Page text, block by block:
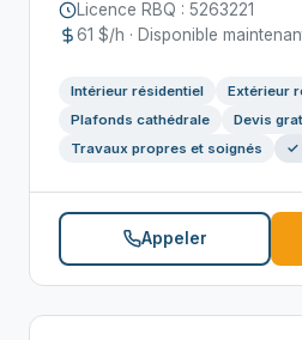
Licence RBQ : 5263221
61 $/h · Disponible
Intérieur résidentiel
Extérieur
Plafonds cathédrale
Devis
Travaux propres et soignés
✓
Appeler